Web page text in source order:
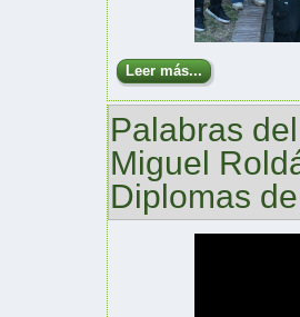
Leer más...
Palabras
Miguel
Diplomas